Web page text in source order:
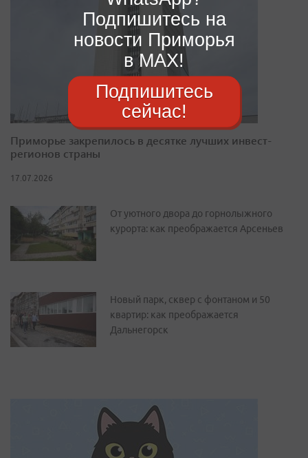
Приморье закрепилось в десятке лучших инвест-
регионов страны
17.07.2026
От уютного двора до горнолыжного
курорта: как преображается Арсеньев
Новый парк, сквер с фонтаном и 50
квартир: как преображается
Дальнегорск
Подпишитесь на
новости Приморья
в MAX!
Подпишитесь
сейчас!